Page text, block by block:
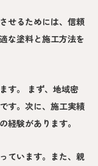
せるためには、信頼
な塗料と施工方法を
す。 まず、地域密
す。次に、施工実績
経験があります。
ています。また、親